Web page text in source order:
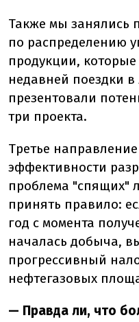
Также мы занялись
по распределению
продукции,
недавней поездки
презентовали
три проекта.
Третье
эффективности
проблема "спящих"
принять правило:
год с момента
началась добыча,
прогрессивный
нефтегазовых
— Правда ли, что